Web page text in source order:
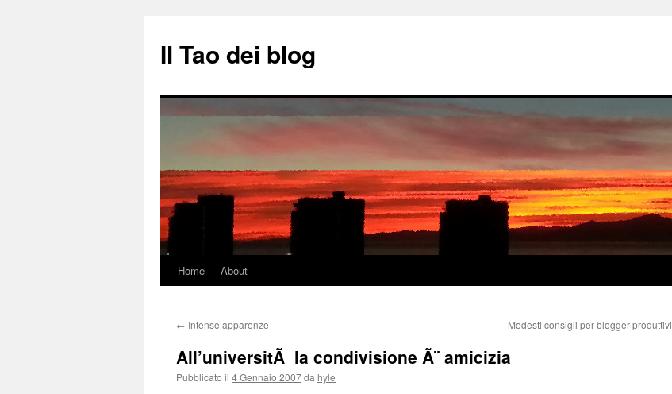
Il Tao dei blog
Vai
contenuto
Home About
← Intense apparenze Modesti consigli per blogger produttivi
All’universitÃ la condivisione Ã¨ amicizia
Pubblicato il 4 Gennaio 2007da hyle